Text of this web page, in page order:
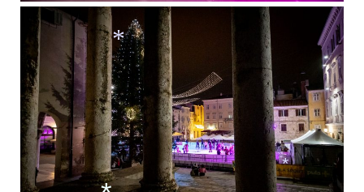
*
*
*
*
*